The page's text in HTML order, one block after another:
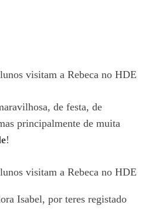
de festa, de
principalmente de muita
!
Isabel, por teres registado